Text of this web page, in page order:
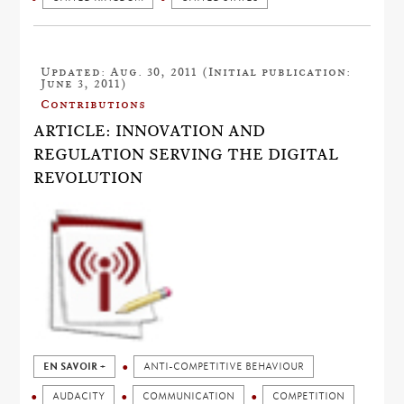
Updated: Aug. 30, 2011 (Initial publication:
June 3, 2011)
Contributions
ARTICLE: INNOVATION AND
REGULATION SERVING THE DIGITAL
REVOLUTION
EN SAVOIR + ANTI-COMPETITIVE BEHAVIOUR
AUDACITY COMMUNICATION COMPETITION